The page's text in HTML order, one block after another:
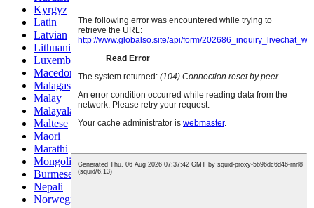
Kyrgyz
Latin
Latvian
Lithuanian
Luxembou..
Macedonian
Malagasy
Malay
Malayalam
Maltese
Maori
Marathi
Mongolian
Burmese
Nepali
Norwegian